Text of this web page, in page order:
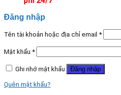
Đăng nhập
Tên tài khoản hoặc địa chỉ email *
Mật khẩu *
Ghi nhớ mật khẩu Đăng nhập
Quên mật khẩu?